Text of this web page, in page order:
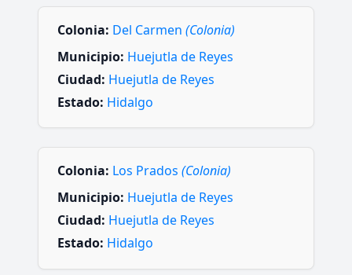
Colonia: Del Carmen (Colonia)
Municipio: Huejutla de Reyes
Ciudad: Huejutla de Reyes
Estado: Hidalgo
Colonia: Los Prados (Colonia)
Municipio: Huejutla de Reyes
Ciudad: Huejutla de Reyes
Estado: Hidalgo